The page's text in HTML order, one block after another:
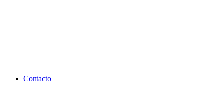
Contacto